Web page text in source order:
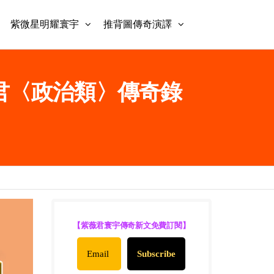
紫微星明耀寰宇 推背圖傳奇演譯
〈政治類〉傳奇錄
【紫薇君寰宇傳奇新文免費訂閱】